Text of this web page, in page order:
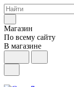
Магазин
По всему сайту
В магазине